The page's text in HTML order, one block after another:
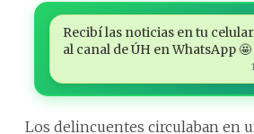
Recibí las noticias en tu
al canal de ÚH en WhatsApp 🤩
Los delincuentes circulaban en